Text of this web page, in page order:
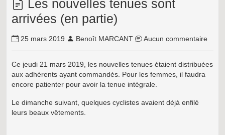
Les nouvelles tenues sont
arrivées (en partie)
25 mars 2019 Benoît MARCANT Aucun commentaire
Ce jeudi 21 mars 2019, les nouvelles tenues étaient distribuées
aux adhérents ayant commandés. Pour les femmes, il faudra
encore patienter pour avoir la tenue intégrale.
Le dimanche suivant, quelques cyclistes avaient déjà enfilé
leurs beaux vêtements.